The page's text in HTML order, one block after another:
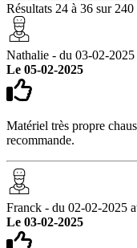
Résultats 24 à 36 sur 240
Nathalie - du 03-02-
Le 05-02-2025
Matériel très propre
recommande.
Franck - du 02-02-2025
Le 03-02-2025